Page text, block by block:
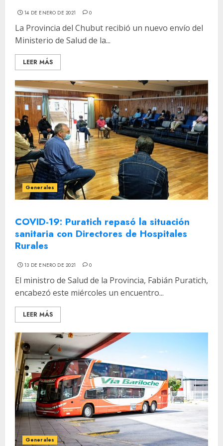
14 DE ENERO DE 2021 0
La Provincia del Chubut recibió un nuevo envío del
Ministerio de Salud de la...
LEER MÁS
Generales
COVID-19: Puratich repasó la situación
sanitaria con Directores de Hospitales
Rurales
13 DE ENERO DE 2021 0
El ministro de Salud de la Provincia, Fabián Puratich,
encabezó este miércoles un encuentro...
LEER MÁS
Generales